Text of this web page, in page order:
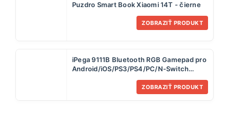
Puzdro Smart Book Xiaomi 14T - čierne
ZOBRAZIŤ PRODUKT
iPega 9111B Bluetooth RGB Gamepad pro
Android/iOS/PS3/PS4/PC/N-Switch
ZOBRAZIŤ PRODUKT